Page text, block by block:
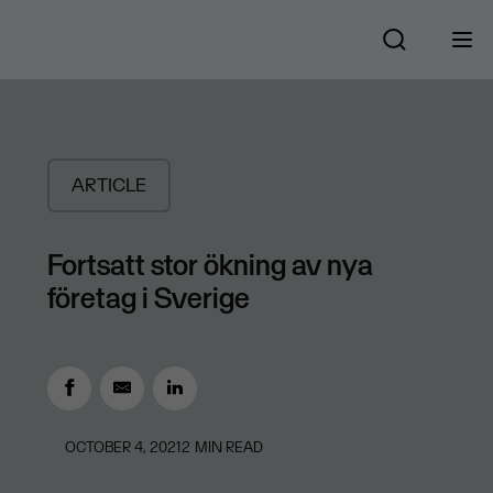
ARTICLE
Fortsatt stor ökning av nya
företag i Sverige
OCTOBER 4, 20212 MIN READ